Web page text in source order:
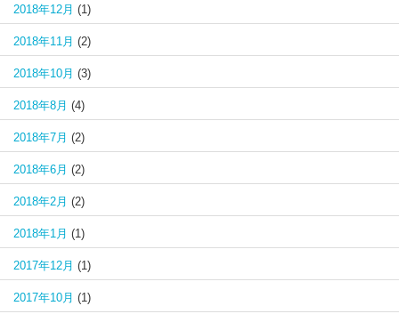
2018年12月 (1)
2018年11月 (2)
2018年10月 (3)
2018年8月 (4)
2018年7月 (2)
2018年6月 (2)
2018年2月 (2)
2018年1月 (1)
2017年12月 (1)
2017年10月 (1)